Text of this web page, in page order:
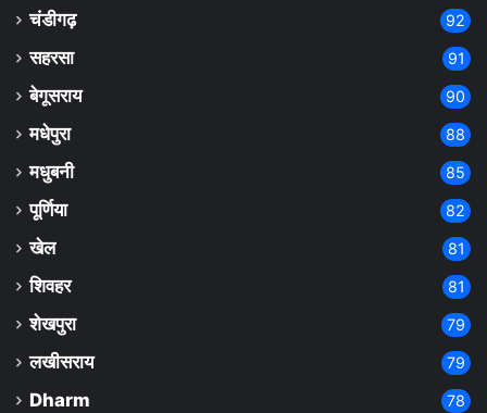
चंडीगढ़ 92
सहरसा 91
बेगूसराय 90
मधेपुरा 88
मधुबनी 85
पूर्णिया 82
खेल 81
शिवहर 81
शेखपुरा 79
लखीसराय 79
Dharm 78